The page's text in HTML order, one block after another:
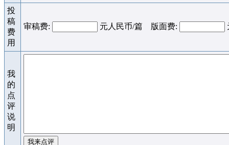
投
稿
费
用
审稿费: 元人民币/篇 版面费:
我
的
点
评
说
明